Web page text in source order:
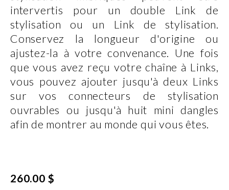
intervertis pour un double Link de
stylisation ou un Link de stylisation.
Conservez la longueur d'origine ou
ajustez-la à votre convenance. Une fois
que vous avez reçu votre chaîne à Links,
vous pouvez ajouter jusqu'à deux Links
sur vos connecteurs de stylisation
ouvrables ou jusqu'à huit mini dangles
afin de montrer au monde qui vous êtes.
260.00 $